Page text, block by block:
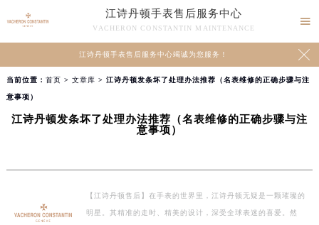
江诗丹顿手表售后服务中心
VACHERON CONSTANTIN MAINTENANCE

江诗丹顿手表售后服务中心竭诚为您服务！ 
当前位置： 首页 > 文章库 > 江诗丹顿发条坏了处理办法推荐（名表维修的正确步骤与注
意事项）
江诗丹顿发条坏了处理办法推荐（名表维修的正确步骤与注
意事项）
【江诗丹顿售后】在手表的世界里，江诗丹顿无疑是一颗璀璨的
明星。其精准的走时、精美的设计，深受全球表迷的喜爱。然